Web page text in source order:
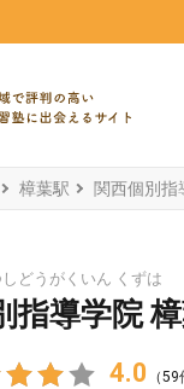
樟葉駅 関西個別指
どうがくいん くずは
指導学院
4.0 （59